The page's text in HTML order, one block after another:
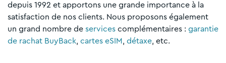
depuis 1992 et apportons une grande importance à la
satisfaction de nos clients. Nous proposons également
un grand nombre de services complémentaires : garantie
de rachat BuyBack, cartes eSIM, détaxe, etc.